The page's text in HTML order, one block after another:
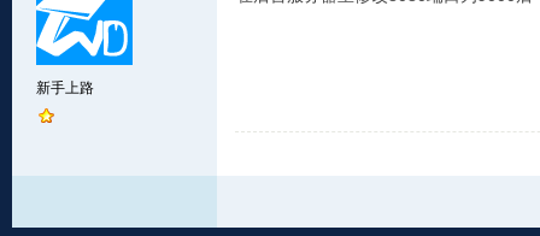
新手上路